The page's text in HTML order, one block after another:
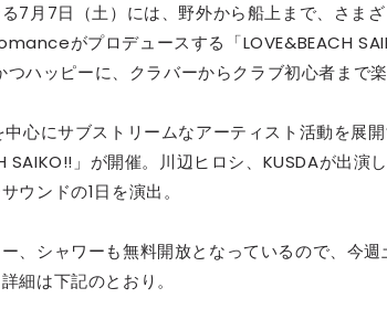
7月7日（土）には、野外から船上まで、さま
がプロデュースする「LOVE&BEACH
ハッピーに、クラバーからクラブ初心者まで
心にサブストリームなアーティスト活動を展
SAIKO!!」が開催。川辺ヒロシ、KUSDAが出演
ウンドの1日を演出。
、シャワーも無料開放となっているので、今
細は下記のとおり。